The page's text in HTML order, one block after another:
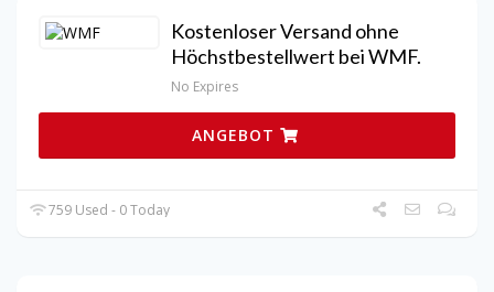
Kostenloser Versand ohne
Höchstbestellwert bei WMF.
No Expires
ANGEBOT
759 Used - 0 Today